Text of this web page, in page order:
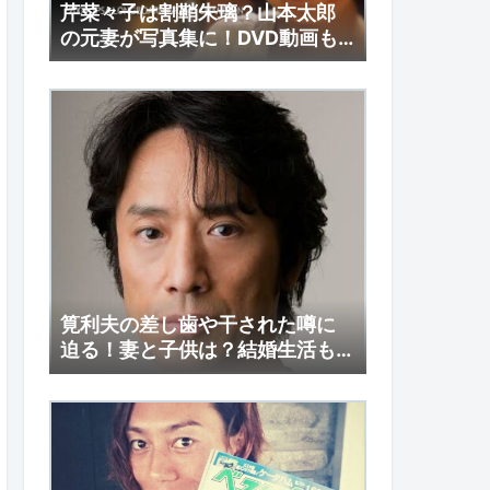
芹菜々子は割鞘朱璃？山本太郎
の元妻が写真集に！DVD動画も
調査！
筧利夫の差し歯や干された噂に
迫る！妻と子供は？結婚生活も
注目！